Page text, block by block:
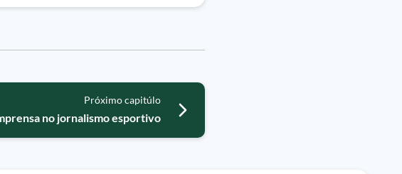
Próximo capitúlo
no jornalismo esportivo